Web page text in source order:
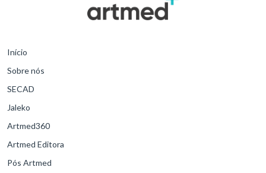
Início
Sobre nós
SECAD
Jaleko
Artmed360
Artmed Editora
Pós Artmed